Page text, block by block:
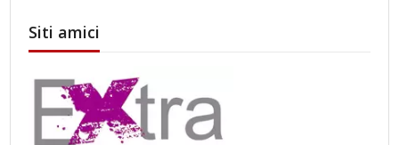
Siti amici